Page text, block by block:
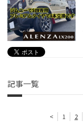
記事一覧
< 1 2